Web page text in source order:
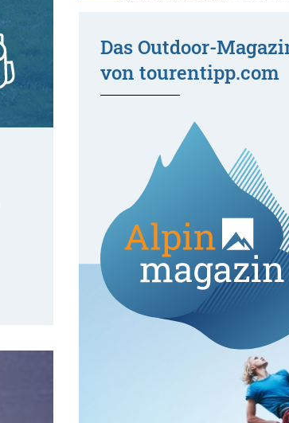
Das Outdoor-
von tourentipp.com